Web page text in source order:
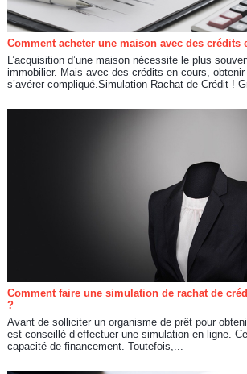
Comment acheter une maison avec des crédits
L’acquisition d’une maison nécessite le plus
immobilier. Mais avec des crédits en cours,
s’avérer compliqué.Simulation Rachat de Crédit !
Comment faire une simulation de rachat de
?
Avant de solliciter un organisme de prêt pour
est conseillé d’effectuer une simulation en ligne.
capacité de financement. Toutefois,...